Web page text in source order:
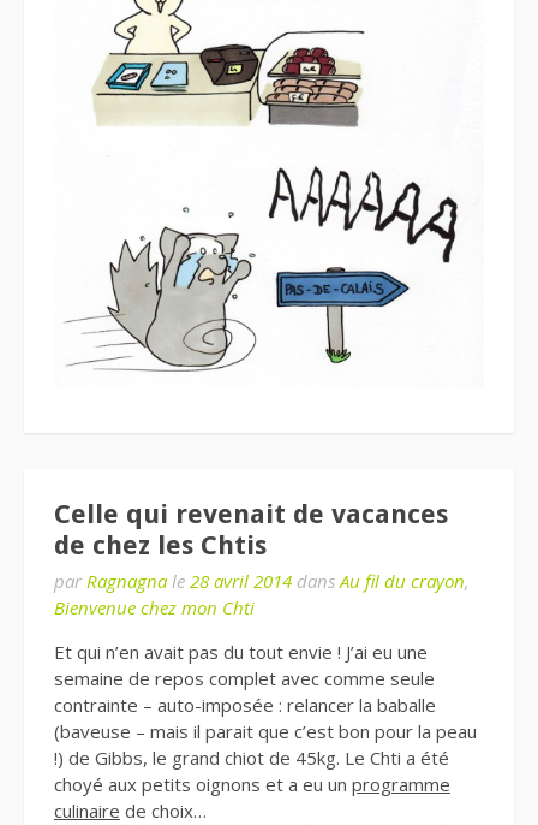
Celle qui revenait de vacances
de chez les Chtis
par Ragnagna le 28 avril 2014 dansAu fil du crayon,
Bienvenue chez mon Chti
Et qui n’en avait pas du tout envie ! J’ai eu une
semaine de repos complet avec comme seule
contrainte – auto-imposée : relancer la baballe
(baveuse – mais il parait que c’est bon pour la peau
!) de Gibbs, le grand chiot de 45kg. Le Chti a été
choyé aux petits oignons et a eu un programme
culinaire de choix…